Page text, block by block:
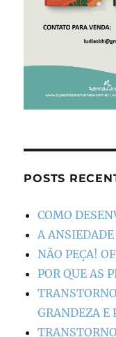
POSTS
COMO
A
NÃO PEÇA!
POR QUE AS
GRANDEZA E